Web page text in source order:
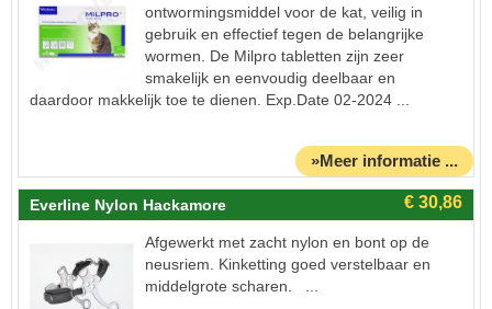
ontwormingsmiddel voor de kat, veilig in
gebruik en effectief tegen de belangrijke
wormen. De Milpro tabletten zijn zeer
smakelijk en eenvoudig deelbaar en
daardoor makkelijk toe te dienen. Exp.Date 02-2024 ...
»Meer informatie ...
Everline Nylon Hackamore
Afgewerkt met zacht nylon en bont op de
neusriem. Kinketting goed verstelbaar en
middelgrote scharen. ...